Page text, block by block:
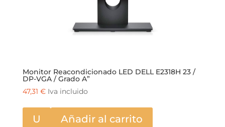
Monitor Reacondicionado LED DELL E2318H 23 /
DP-VGA / Grado A”
47,31 € Iva incluido
U Añadir al carrito